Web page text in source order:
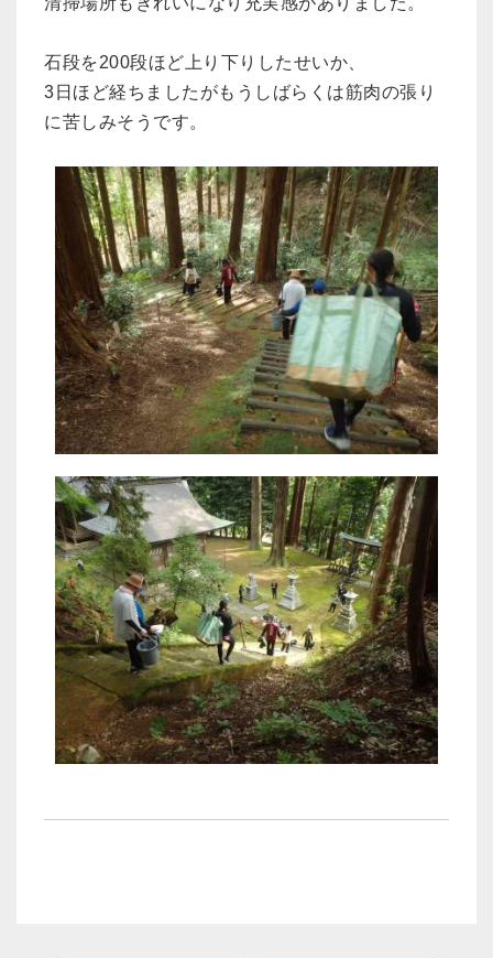
石段を200段ほど上り下りしたせいか、
3日ほど経ちましたがもうしばらくは筋肉の張り
に苦しみそうです。